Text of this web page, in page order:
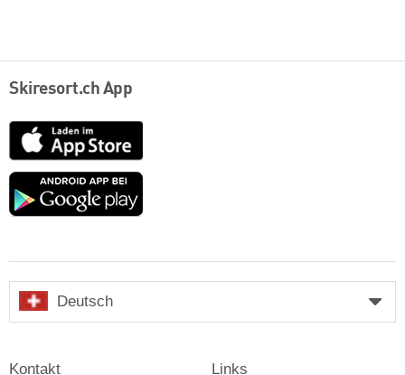
Skiresort.ch App
App
Store
Google
Deutsch
Kontakt Links